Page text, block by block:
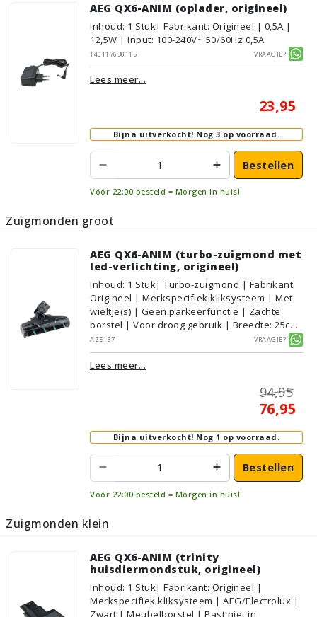
AEG QX6-ANIM (oplader, origineel)
Inhoud: 1 Stuk| Fabrikant: Origineel | 0,5A |
12,5W | Input: 100-240V~ 50/60Hz 0,5A
140117630115
Vraagje?
Lees meer...
23,95
Bijna uitverkocht! Nog 3 op voorraad.
Bestellen
Vóór 22:00 besteld = Morgen in huis!
Zuigmonden groot
AEG QX6-ANIM (turbo-zuigmond met
led-verlichting, origineel)
Inhoud: 1 Stuk| Turbo-zuigmond | Fabrikant:
Origineel | Merkspecifiek kliksysteem | Met
wieltje(s) | Geen parkeerfunctie | Zachte
borstel | Voor droog gebruik | Breedte: 25cm
| Met verlichting | Met kliksysteem | Zwart |
AEG/Electrolux | Geschikt voor vloertype:
Plavuizen/Tegels, Parket/Laminaat, PVC/Vinyl
AZE137 Vraagje?
Lees meer...
94,95
76,95
Bijna uitverkocht! Nog 1 op voorraad.
Bestellen
Vóór 22:00 besteld = Morgen in huis!
Zuigmonden klein
AEG QX6-ANIM (trinity
huisdiermondstuk, origineel)
Inhoud: 1 Stuk| Fabrikant: Origineel |
Merkspecifiek kliksysteem | AEG/Electrolux |
Zwart | Meubelborstel | Past niet in